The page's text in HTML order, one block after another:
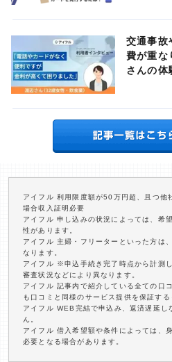
交通事故
費が重な
さんの体
アイフル 利用限度額が50万円超、且つ他
場合収入証明必要
アイフル 申し込みの状況によっては、希
性があります。
アイフル 主婦・フリーターといった方は
なります。
アイフル ※申込手続き完了時点から計測
審査状況などにより異なります。
アイフル 記事内で紹介している全ての口
も口コミと同様のサービス提供を保証する
アイフル WEB完結で申込み、返済遅延し
ん。
アイフル 借入希望額や条件によっては、
必要となる場合があります。